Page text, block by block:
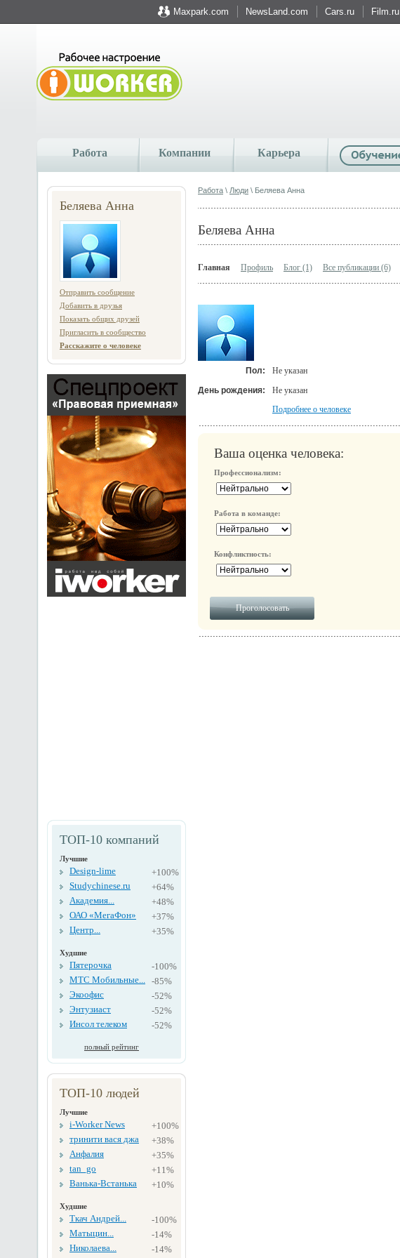
Maxpark.com NewsLand.com Cars.ru Film.ru
Работа Компании Карьера
Беляева Анна
Отправить сообщение
Добавить в друзья
Показать общих друзей
Пригласить в сообщество
Расскажите о человеке
ТОП-10 компаний
Лучшие
Design-lime
+100%
Studychinese.ru
+64%
Академия...
+48%
ОАО «МегаФон»
+37%
Центр...
+35%
Худшие
Пятерочка
-100%
МТС Мобильные... -85%
Экоофис
-52%
Энтузиаст
-52%
Инсол телеком
-52%
полный рейтинг
ТОП-10 людей
Лучшие
i-Worker News
+100%
тринити вася джа
+38%
Анфалия
+35%
tan_go
+11%
Ванька-Встанька
+10%
Худшие
Ткач Андрей...
-100%
Матыцин...
-14%
Николаева...
-14%
Работа \ Люди \ Беляева Анна
Беляева Анна
Главная Профиль Блог (1) Все публикации (6)
Пол:
Не указан
День рождения:
Не указан
Подробнее о человеке
Ваша оценка человека:
Профессионализм:
Работа в команде:
Конфликтность: